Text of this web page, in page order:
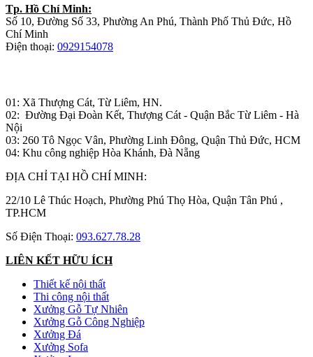
Tp. Hồ Chí Minh:
Số 10, Đường Số 33, Phường An Phú, Thành Phố Thủ Đức, Hồ
Chí Minh
Điện thoại: 0929154078
01: Xã Thượng Cát, Từ Liêm, HN.
02: Đường Đại Đoàn Kết, Thượng Cát - Quận Bắc Từ Liêm - Hà
Nội
03: 260 Tô Ngọc Vân, Phường Linh Đông, Quận Thủ Đức, HCM
04: Khu công nghiệp Hòa Khánh, Đà Nẵng
ĐỊA CHỈ TẠI HỒ CHÍ MINH:
22/10 Lê Thúc Hoạch, Phường Phú Thọ Hòa, Quận Tân Phú ,
TP.HCM
Số Điện Thoại: 093.627.78.28
LIÊN KẾT HỮU ÍCH
Thiết kế nội thất
Thi công nội thất
Xưởng Gỗ Tự Nhiên
Xưởng Gỗ Công Nghiệp
Xưởng Đá
Xưởng Sofa